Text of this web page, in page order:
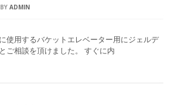
BY ADMIN
使用するバケットエレベーター用にジェルデ
ご相談を頂けました。 すぐに内